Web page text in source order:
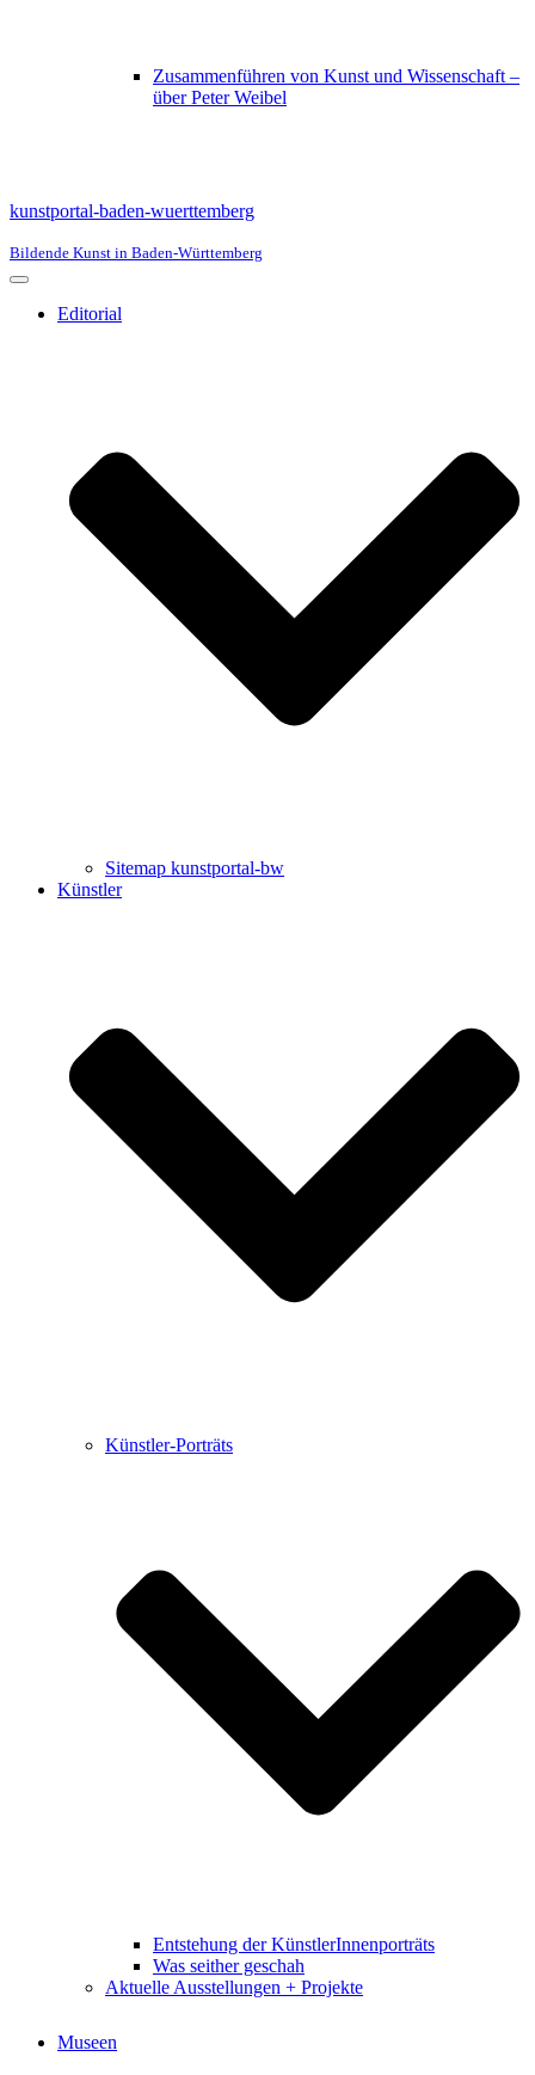
Zusammenführen von Kunst und Wissenschaft –
über Peter Weibel
Uli Rothfuss
Harald Schwiers
Buchbesprechungen von Harald Schwiers
Haralds Streifzüge
Hörtipps von Harald Schwiers
Kunstausflüge mit Sigrid Balke
Marc Peschke – Out of The Länd
Buchtipps von Uli Rothfuss
kunstportal-baden-wuerttemberg
Bildende Kunst in Baden-Württemberg
Navigationsmenü
Editorial
Sitemap kunstportal-bw
Künstler
Künstler-Porträts
Entstehung der KünstlerInnenporträts
Was seither geschah
Aktuelle Ausstellungen + Projekte
Museen